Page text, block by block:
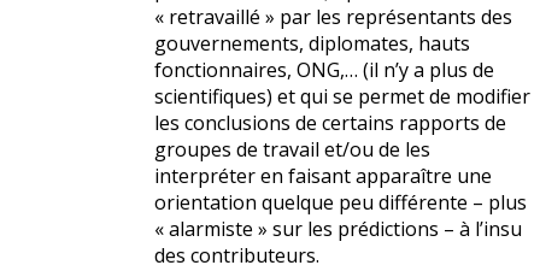
« retravaillé » par les représentants des
gouvernements, diplomates, hauts
fonctionnaires, ONG,… (il n’y a plus de
scientifiques) et qui se permet de modifier
les conclusions de certains rapports de
groupes de travail et/ou de les
interpréter en faisant apparaître une
orientation quelque peu différente – plus
« alarmiste » sur les prédictions – à l’insu
des contributeurs.